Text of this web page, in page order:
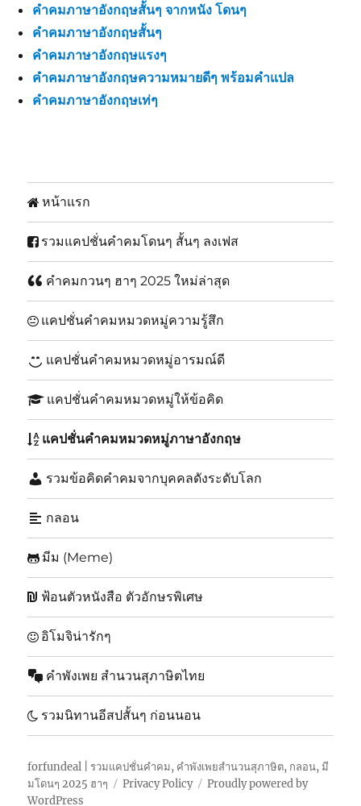
คำคมภาษาอังกฤษสั้นๆ จากหนัง โดนๆ
คำคมภาษาอังกฤษสั้นๆ
คำคมภาษาอังกฤษแรงๆ
คำคมภาษาอังกฤษความหมายดีๆ พร้อมคำแปล
คำคมภาษาอังกฤษเท่ๆ
หน้าแรก
รวมแคปชั่นคำคมโดนๆ สั้นๆ ลงเฟส
คำคมกวนๆ ฮาๆ 2025 ใหม่ล่าสุด
แคปชั่นคำคมหมวดหมู่ความรู้สึก
แคปชั่นคำคมหมวดหมู่อารมณ์ดี
แคปชั่นคำคมหมวดหมู่ให้ข้อคิด
แคปชั่นคำคมหมวดหมู่ภาษาอังกฤษ
รวมข้อคิดคำคมจากบุคคลดังระดับโลก
กลอน
มีม (Meme)
ฟ้อนตัวหนังสือ ตัวอักษรพิเศษ
อิโมจิน่ารักๆ
คำพังเพย สำนวนสุภาษิตไทย
รวมนิทานอีสปสั้นๆ ก่อนนอน
forfundeal | รวมแคปชั่นคำคม, คำพังเพยสำนวนสุภาษิต, กลอน, มี
มโดนๆ 2025 ฮาๆ
Privacy Policy
Proudly powered by
WordPress